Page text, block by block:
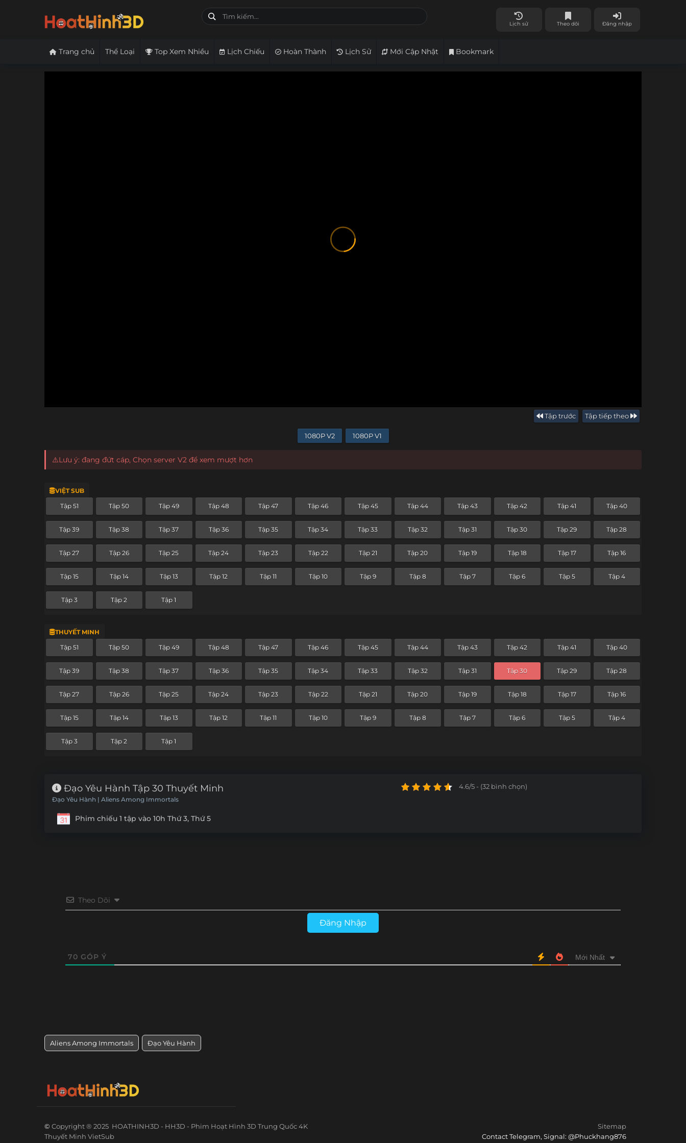
Lịch sử Theo dõi Đăng nhập
Trang chủ Thể Loại Top Xem Nhiều Lịch Chiếu Hoàn Thành Lịch Sử Mới Cập Nhật Bookmark
Tập trước Tập tiếp theo
1080P V2 1080P V1
⚠️Lưu ý: đang đứt cáp, Chọn server V2 để xem mượt hơn
VIỆT SUB
Tập 51 Tập 50 Tập 49 Tập 48 Tập 47 Tập 46 Tập 45 Tập 44 Tập 43 Tập 42 Tập 41 Tập 40
Tập 39 Tập 38 Tập 37 Tập 36 Tập 35 Tập 34 Tập 33 Tập 32 Tập 31 Tập 30 Tập 29 Tập 28
Tập 27 Tập 26 Tập 25 Tập 24 Tập 23 Tập 22 Tập 21 Tập 20 Tập 19 Tập 18 Tập 17 Tập 16
Tập 15 Tập 14 Tập 13 Tập 12 Tập 11 Tập 10 Tập 9 Tập 8 Tập 7 Tập 6 Tập 5 Tập 4
Tập 3 Tập 2 Tập 1
THUYẾT MINH
Tập 51 Tập 50 Tập 49 Tập 48 Tập 47 Tập 46 Tập 45 Tập 44 Tập 43 Tập 42 Tập 41 Tập 40
Tập 39 Tập 38 Tập 37 Tập 36 Tập 35 Tập 34 Tập 33 Tập 32 Tập 31 Tập 30 Tập 29 Tập 28
Tập 27 Tập 26 Tập 25 Tập 24 Tập 23 Tập 22 Tập 21 Tập 20 Tập 19 Tập 18 Tập 17 Tập 16
Tập 15 Tập 14 Tập 13 Tập 12 Tập 11 Tập 10 Tập 9 Tập 8 Tập 7 Tập 6 Tập 5 Tập 4
Tập 3 Tập 2 Tập 1
Đạo Yêu Hành Tập 30 Thuyết Minh
Đạo Yêu Hành | Aliens Among Immortals
Phim chiếu 1 tập vào 10h Thứ 3, Thứ 5
4.6/5 - (32 bình chọn)
Theo Dõi
Đăng Nhập
70 GÓP Ý Mới Nhất
Aliens Among Immortals Đạo Yêu Hành
© Copyright ® 2025 HOATHINH3D - HH3D - Phim Hoạt Hình 3D Trung Quốc 4K
Thuyết Minh VietSub
Sitemap
Contact Telegram, Signal: @Phuckhang876